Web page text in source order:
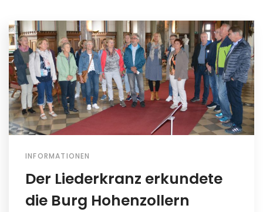
INFORMATIONEN
Der Liederkranz erkundete
die Burg Hohenzollern